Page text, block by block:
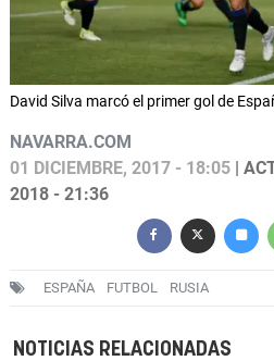
David Silva marcó el primer gol de
NAVARRA.COM
01 DICIEMBRE, 2017 - 18:05 |
2018 - 21:36
ESPAÑA FUTBOL RUSIA
NOTICIAS RELACIONADAS